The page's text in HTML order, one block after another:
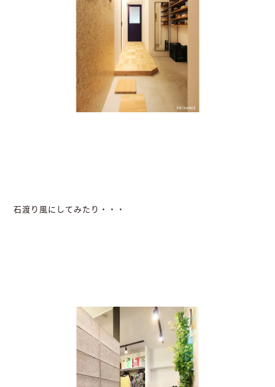
石渡り風にしてみたり・・・